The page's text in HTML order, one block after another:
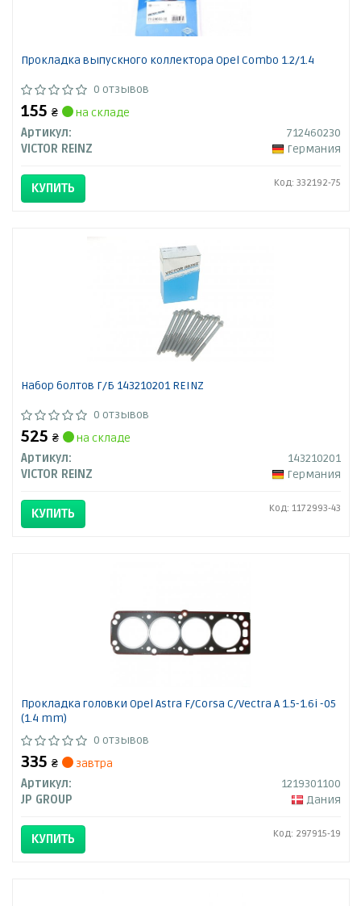
Прокладка выпускного коллектора Opel Combo 1.2/1.4
0 отзывов
155 ₴
на складе
Артикул:
712460230
VICTOR REINZ
Германия
КУПИТЬ Код: 332192-75
Набор болтов Г/Б 143210201 REINZ
0 отзывов
525 ₴
на складе
Артикул:
143210201
VICTOR REINZ
Германия
КУПИТЬ Код: 1172993-43
Прокладка головки Opel Astra F/Corsa C/Vectra A 1.5-1.6i -05
(1.4 mm)
0 отзывов
335 ₴
завтра
Артикул:
1219301100
JP GROUP
Дания
КУПИТЬ Код: 297915-19